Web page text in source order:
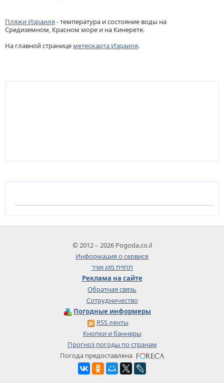
Пляжи Израиля- температура и состояние воды на
Средиземном, Красном море и на Кинерете.
На главной странице метеокарта Израиля.
© 2012 – 2026 Pogoda.co.il
Информация о сервисе
תחזית מזג אוויר
Реклама на сайте
Обратная связь
Сотрудничество
Погодные информеры
RSS ленты
Кнопки и баннеры
Прогноз погоды по странам
Погода предоставлена